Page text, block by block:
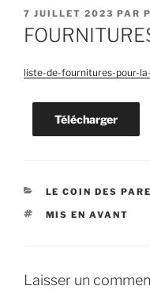
PUBLIÉ
LE
7 JUILLET 2023 PAR
liste-de-fournitures-pour-
Télécharger
CATÉGORIES
LE COIN DES
ÉTIQUETTES
MIS EN AVANT
Laisser un